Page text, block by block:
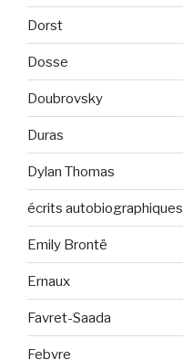
Dorst
Dosse
Doubrovsky
Duras
Dylan Thomas
écrits autobiographiques
Emily Brontë
Ernaux
Favret-Saada
Febvre